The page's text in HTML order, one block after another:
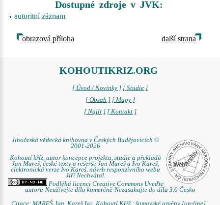
Dostupné zdroje v JVK:
autoritní záznam
obrazová příloha další strana
KOHOUTIKRIZ.ORG
[ Úvod / Novinky ] [ Studie ]
[ Obsah ] [ Mapy ]
[ Najít ] [ Kontakt ]
Jihočeská vědecká knihovna v Českých Budějovicích ©
2001-2026
Kohoutí kříž, autor koncepce projektu, studie a překladů
Jan Mareš, české texty a rešerše Jan Mareš a Ivo Kareš,
elektronická verze Ivo Kareš, návrh responzivního webu
Jiří Nechvátal.
Podléhá licenci Creative Commons Uveďte
autora-Neužívejte dílo komerčně-Nezasahujte do díla 3.0 Česko
Citace: MAREŠ Jan. Kareš Ivo. Kohoutí Kříž : šumavské ozvěny [on-line] .